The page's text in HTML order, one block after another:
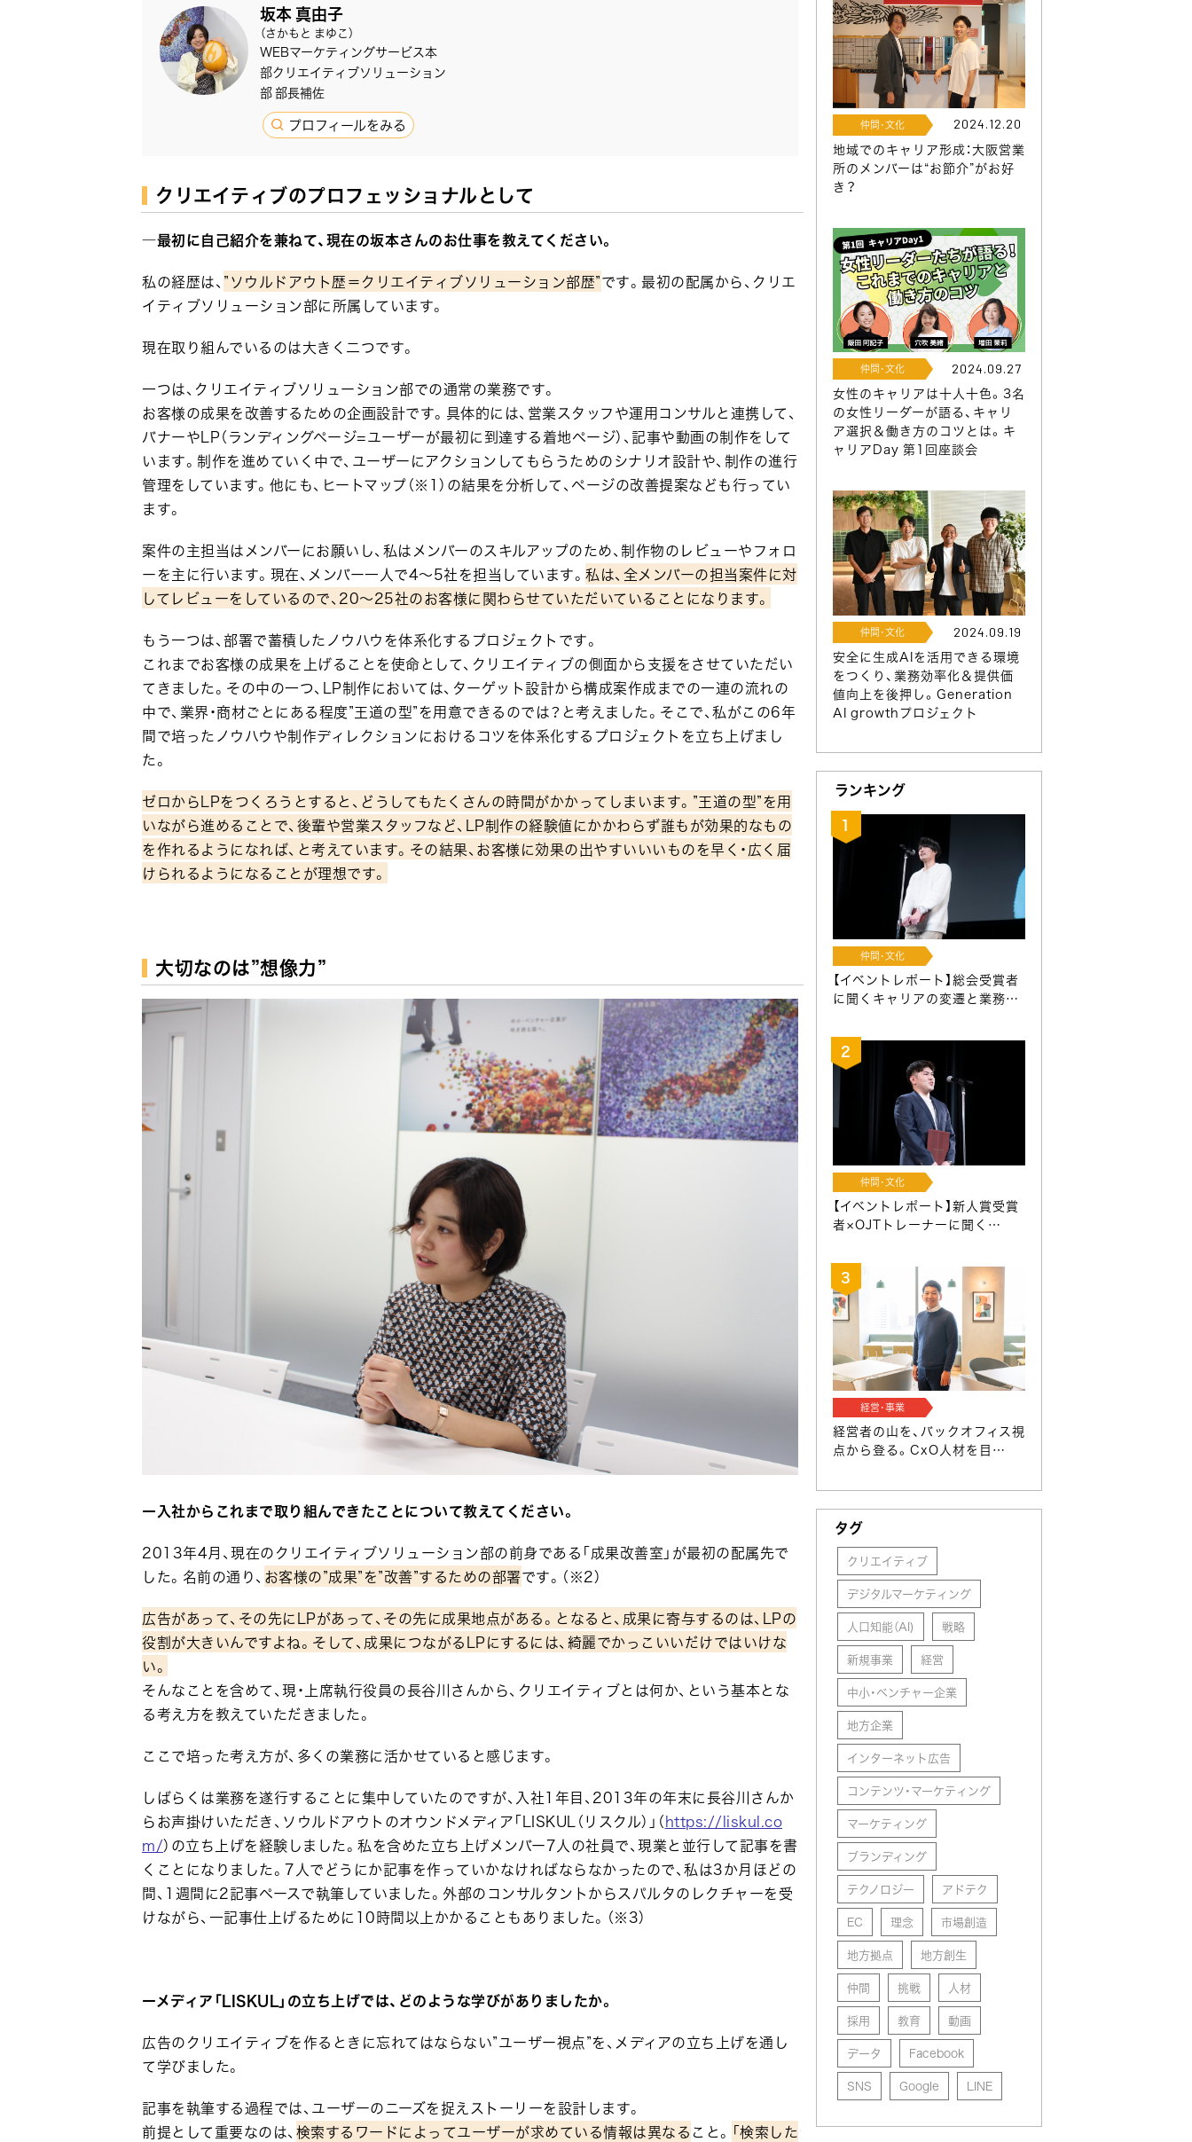
坂本 真由子
（さかもと まゆこ）
WEBマーケティングサービス本
部クリエイティブソリューション
部 部長補佐
プロフィールをみる
クリエイティブのプロフェッショナルとして
―最初に自己紹介を兼ねて、現在の坂本さんのお仕事を教えてください。
私の経歴は、 ”ソウルドアウト歴＝クリエイティブソリューション部歴”です。最初の配属から、クリエ
イティブソリューション部に所属しています。
現在取り組んでいるのは大きく二つです。
一つは、クリエイティブソリューション部での通常の業務です。
お客様の成果を改善するための企画設計です。具体的には、営業スタッフや運用コンサルと連携して、
バナーやLP（ランディングページ=ユーザーが最初に到達する着地ページ）、記事や動画の制作をして
います。制作を進めていく中で、ユーザーにアクションしてもらうためのシナリオ設計や、制作の進行
管理をしています。他にも、ヒートマップ（※1）の結果を分析して、ページの改善提案なども行ってい
ます。
案件の主担当はメンバーにお願いし、私はメンバーのスキルアップのため、制作物のレビューやフォロ
ーを主に行います。現在、メンバー一人で4～5社を担当しています。 私は、全メンバーの担当案件に対
してレビューをしているので、20～25社のお客様に関わらせていただいていることになります。
もう一つは、部署で蓄積したノウハウを体系化するプロジェクトです。
これまでお客様の成果を上げることを使命として、クリエイティブの側面から支援をさせていただい
てきました。その中の一つ、LP制作においては、ターゲット設計から構成案作成までの一連の流れの
中で、業界・商材ごとにある程度”王道の型”を用意できるのでは？と考えました。そこで、私がこの6年
間で培ったノウハウや制作ディレクションにおけるコツを体系化するプロジェクトを立ち上げまし
た。
ゼロからLPをつくろうとすると、どうしてもたくさんの時間がかかってしまいます。”王道の型”を用
いながら進めることで、後輩や営業スタッフなど、LP制作の経験値にかかわらず誰もが効果的なもの
を作れるようになれば、と考えています。その結果、お客様に効果の出やすいいいものを早く・広く届
けられるようになることが理想です。
大切なのは”想像力”
ー入社からこれまで取り組んできたことについて教えてください。
2013年4月、現在のクリエイティブソリューション部の前身である「成果改善室」が最初の配属先で
した。名前の通り、 お客様の”成果”を”改善”するための部署です。（※2）
広告があって、その先にLPがあって、その先に成果地点がある。となると、成果に寄与するのは、LPの
役割が大きいんですよね。そして、成果につながるLPにするには、綺麗でかっこいいだけではいけな
い。
そんなことを含めて、現・上席執行役員の長谷川さんから、クリエイティブとは何か、という基本とな
る考え方を教えていただきました。
ここで培った考え方が、多くの業務に活かせていると感じます。
しばらくは業務を遂行することに集中していたのですが、入社1年目、2013年の年末に長谷川さんか
らお声掛けいただき、ソウルドアウトのオウンドメディア「LISKUL（リスクル）」（https://liskul.co
m/）の立ち上げを経験しました。私を含めた立ち上げメンバー7人の社員で、現業と並行して記事を書
くことになりました。7人でどうにか記事を作っていかなければならなかったので、私は3か月ほどの
間、1週間に2記事ペースで執筆していました。外部のコンサルタントからスパルタのレクチャーを受
けながら、一記事仕上げるために10時間以上かかることもありました。（※3）
ーメディア「LISKUL」の立ち上げでは、どのような学びがありましたか。
広告のクリエイティブを作るときに忘れてはならない”ユーザー視点”を、メディアの立ち上げを通し
て学びました。
記事を執筆する過程では、ユーザーのニーズを捉えストーリーを設計します。
前提として重要なのは、 検索するワードによってユーザーが求めている情報は異なる こと。 「検索した
仲間･文化 2024.12.20
地域でのキャリア形成：大阪営業
所のメンバーは“お節介”がお好
き？
仲間･文化 2024.09.27
女性のキャリアは十人十色。3名
の女性リーダーが語る、キャリ
ア選択＆働き方のコツとは。キ
ャリアDay 第1回座談会
仲間･文化 2024.09.19
安全に生成AIを活用できる環境
をつくり、業務効率化＆提供価
値向上を後押し。Generation
AI growthプロジェクト
ランキング
仲間･文化
【イベントレポート】総会受賞者
に聞くキャリアの変遷と業務…
仲間･文化
【イベントレポート】新人賞受賞
者×OJTトレーナーに聞く…
経営･事業
経営者の山を、バックオフィス視
点から登る。CxO人材を目…
タグ
クリエイティブ
デジタルマーケティング
人口知能（AI)
戦略
新規事業
経営
中小・ベンチャー企業
地方企業
インターネット広告
コンテンツ・マーケティング
マーケティング
ブランディング
テクノロジー
アドテク
EC
理念
市場創造
地方拠点
地方創生
仲間
挑戦
人材
採用
教育
動画
データ
Facebook
SNS
Google LINE